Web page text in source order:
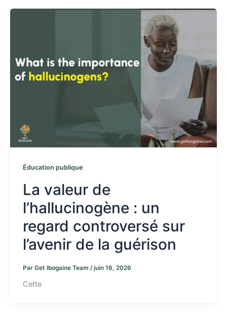
Éducation publique
La valeur de
l’hallucinogène : un
regard controversé sur
l’avenir de la guérison
Par Get Ibogaine Team /juin 16, 2026
Cette